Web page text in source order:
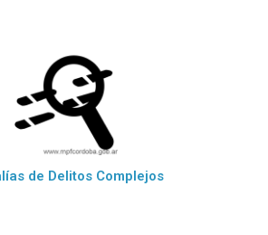
de Delitos Complejos